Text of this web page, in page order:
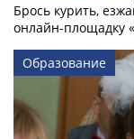
Брось курить,
онлайн-­площадку
Образование